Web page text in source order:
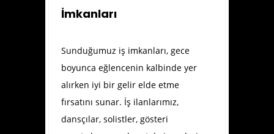
İmkanları
Sunduğumuz iş imkanları, gece
boyunca eğlencenin kalbinde yer
alırken iyi bir gelir elde etme
fırsatını sunar. İş ilanlarımız,
dansçılar, solistler, gösteri